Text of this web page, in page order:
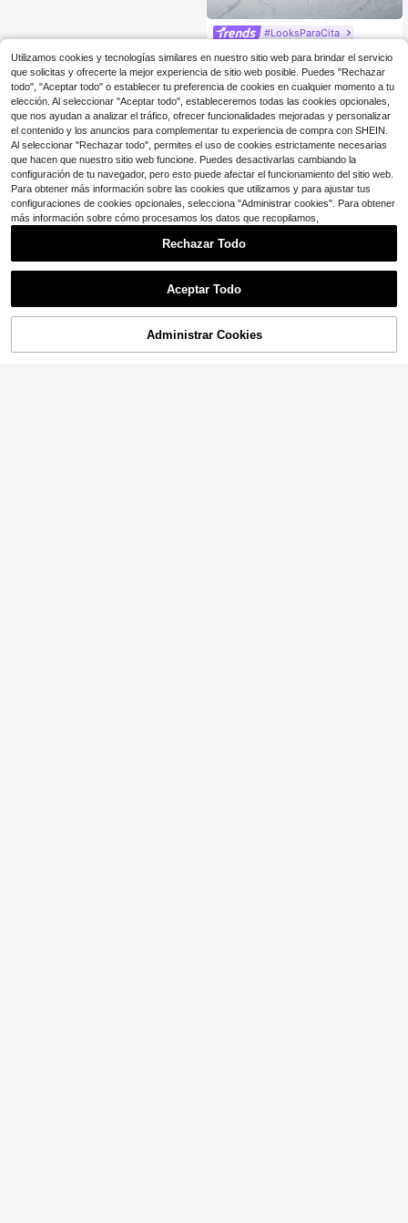
#LooksParaCita
ante vintage de gran capacidad, bol
so de hombro de patchwork, bolso
de viaje elegante para mujeres, bols
o de ante, bolso inspirado en el estil
o retro para mujeres, nuevo bolso d
e otoño e invierno para mujeres, el
mejor bolso de otoño, el bolso de an
te talla grande nuevo y de moda par
a mujeres, que combina perfectame
nte con los atuendos de otoño para
mujeres
$18.00 -11%
¡17% DE DESCUENTO! AÑADIR A LA BOLSA
Utilizamos cookies y tecnologías similares en nuestro sitio web para brindar el servicio
que solicitas y ofrecerte la mejor experiencia de sitio web posible. Puedes "Rechazar
todo", "Aceptar todo" o establecer tu preferencia de cookies en cualquier momento a tu
elección. Al seleccionar "Aceptar todo", estableceremos todas las cookies opcionales,
que nos ayudan a analizar el tráfico, ofrecer funcionalidades mejoradas y personalizar
el contenido y los anuncios para complementar tu experiencia de compra con SHEIN.
Al seleccionar "Rechazar todo", permites el uso de cookies estrictamente necesarias
que hacen que nuestro sitio web funcione. Puedes desactivarlas cambiando la
configuración de tu navegador, pero esto puede afectar el funcionamiento del sitio web.
Para obtener más información sobre las cookies que utilizamos y para ajustar tus
configuraciones de cookies opcionales, selecciona "Administrar cookies". Para obtener
más información sobre cómo procesamos los datos que recopilamos,
Rechazar Todo
Aceptar Todo
Administrar Cookies